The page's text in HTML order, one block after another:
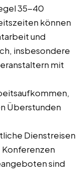
35-40
können
und
insbesondere
mit
Überstunden
Dienstreisen
Konferenzen
sind